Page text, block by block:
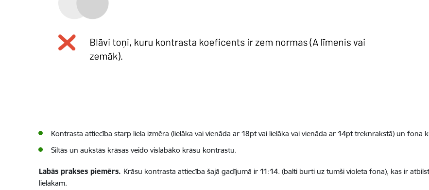
Kontrasta attiecība starp liela izmēra (lielāka vai vienāda ar 18pt vai lielāka vai vienāda ar 14pt treknrakstā) un fona
Siltās un aukstās krāsas veido vislabāko krāsu kontrastu.
Labās prakses piemērs. Krāsu kontrasta attiecība šajā gadījumā ir 11:14. (balti burti uz tumši violeta fona), kas ir
lielākam.